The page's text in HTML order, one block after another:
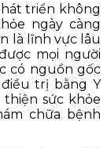
triển không
ngày càng
là lĩnh vực lâu
mọi người
có nguồn gốc
trị bằng Y
sức khỏe
chữa bệnh